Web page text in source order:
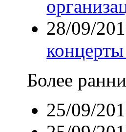
28/09/
Более
25/09/